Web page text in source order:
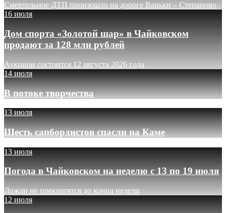
Смертельное ДТП произошло на дороге Ваньки – Степаново
16 июля
Дом спорта «Золотой шар» в Чайковском
продают за 128 млн рублей
Аукцион состоится 12 августа 2026 года
14 июля
В потоке творчества
13 июля
Шесть сапбордистов спасли на Каме
13 июля
Погода в Чайковском на неделю с 13 по 19 июля
Дожди не прекратятся до конца недели
12 июля